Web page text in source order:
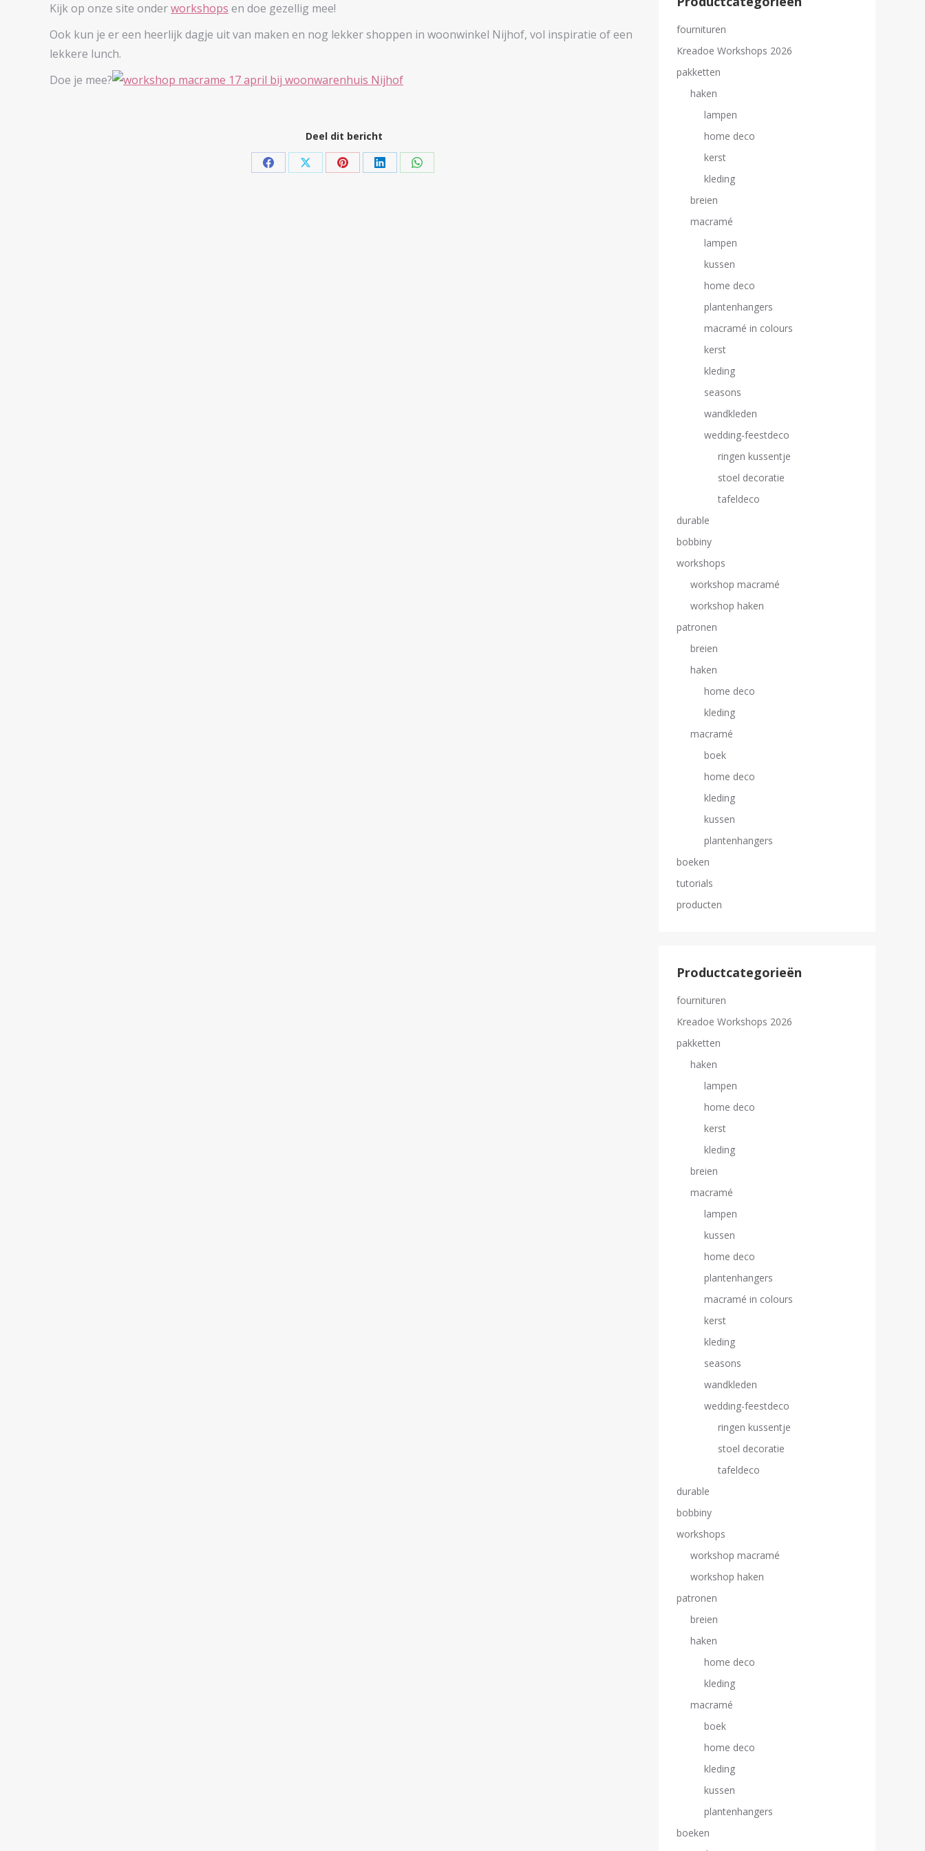
Kijk op onze site onderworkshops en doe gezellig mee!
Ook kun je er een heerlijk dagje uit van maken en nog lekker shoppen in woonwinkel Nijhof, vol inspiratie of een
lekkere lunch.
Doe je mee?
Deel dit bericht
Share Share Share Share Share
fournituren
Kreadoe Workshops 2026
pakketten
haken
lampen
home deco
kerst
kleding
breien
macramé
lampen
kussen
home deco
plantenhangers
macramé in colours
kerst
kleding
seasons
wandkleden
wedding-feestdeco
ringen kussentje
stoel decoratie
tafeldeco
durable
bobbiny
workshops
workshop macramé
workshop haken
patronen
breien
haken
home deco
kleding
macramé
boek
home deco
kleding
kussen
plantenhangers
boeken
tutorials
producten
Productcategorieën
fournituren
Kreadoe Workshops 2026
pakketten
haken
lampen
home deco
kerst
kleding
breien
macramé
lampen
kussen
home deco
plantenhangers
macramé in colours
kerst
kleding
seasons
wandkleden
wedding-feestdeco
ringen kussentje
stoel decoratie
tafeldeco
durable
bobbiny
workshops
workshop macramé
workshop haken
patronen
breien
haken
home deco
kleding
macramé
boek
home deco
kleding
kussen
plantenhangers
boeken